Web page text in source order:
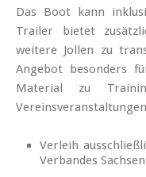
Das Boot kann
Trailer bietet
weitere Jollen zu
Angebot besonders
Material zu
Verleih
Verbandes Sachsen